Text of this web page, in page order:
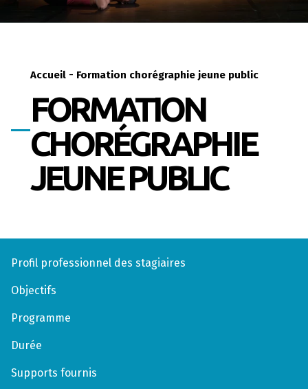
Accueil - Formation chorégraphie jeune public
FORMATION
CHORÉGRAPHIE
JEUNE PUBLIC
Profil professionnel des stagiaires
Objectifs
Programme
Durée
Supports fournis